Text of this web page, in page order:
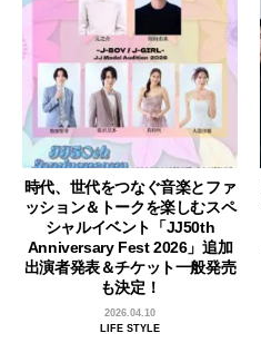
時代、世代をつなぐ音楽とファ
ッション＆トークを楽しむスペ
シャルイベント「JJ50th
Anniversary Fest 2026」追加
出演者発表＆チケット一般発売
も決定！
2026.04.10
LIFE STYLE